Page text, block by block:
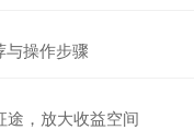
与操作步骤
途，放大收益空间